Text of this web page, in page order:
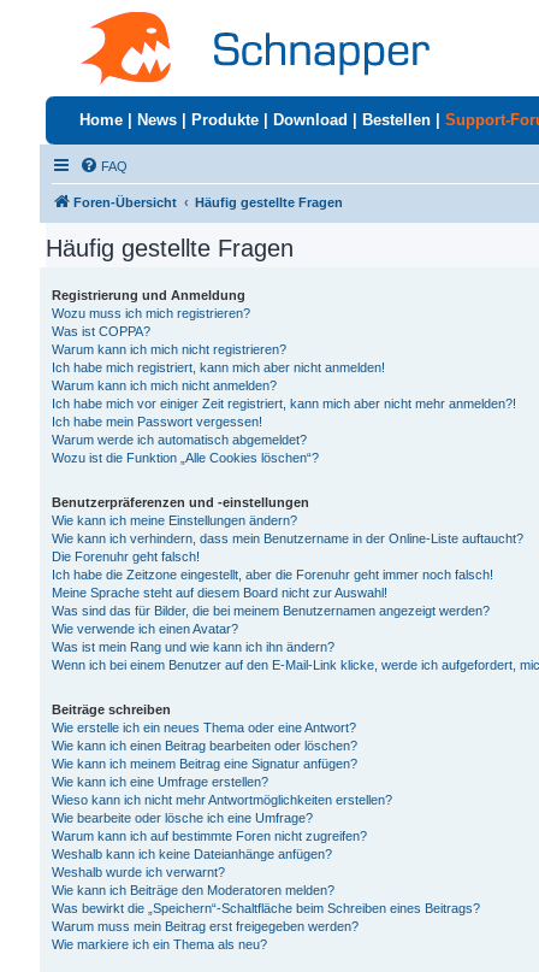
Home News Produkte Download Bestellen Support-
FAQ
Foren-Übersicht Häufig gestellte Fragen
Häufig gestellte Fragen
Registrierung und Anmeldung
Wozu muss ich mich registrieren?
Was ist COPPA?
Warum kann ich mich nicht registrieren?
Ich habe mich registriert, kann mich aber nicht anmelden!
Warum kann ich mich nicht anmelden?
Ich habe mich vor einiger Zeit registriert, kann mich aber nicht mehr anmelden?!
Ich habe mein Passwort vergessen!
Warum werde ich automatisch abgemeldet?
Wozu ist die Funktion „Alle Cookies löschen“?
Benutzerpräferenzen und -einstellungen
Wie kann ich meine Einstellungen ändern?
Wie kann ich verhindern, dass mein Benutzername in der Online-Liste auftaucht?
Die Forenuhr geht falsch!
Ich habe die Zeitzone eingestellt, aber die Forenuhr geht immer noch falsch!
Meine Sprache steht auf diesem Board nicht zur Auswahl!
Was sind das für Bilder, die bei meinem Benutzernamen angezeigt werden?
Wie verwende ich einen Avatar?
Was ist mein Rang und wie kann ich ihn ändern?
Wenn ich bei einem Benutzer auf den E-Mail-Link klicke, werde ich aufgefordert,
Beiträge schreiben
Wie erstelle ich ein neues Thema oder eine Antwort?
Wie kann ich einen Beitrag bearbeiten oder löschen?
Wie kann ich meinem Beitrag eine Signatur anfügen?
Wie kann ich eine Umfrage erstellen?
Wieso kann ich nicht mehr Antwortmöglichkeiten erstellen?
Wie bearbeite oder lösche ich eine Umfrage?
Warum kann ich auf bestimmte Foren nicht zugreifen?
Weshalb kann ich keine Dateianhänge anfügen?
Weshalb wurde ich verwarnt?
Wie kann ich Beiträge den Moderatoren melden?
Was bewirkt die „Speichern“-Schaltfläche beim Schreiben eines Beitrags?
Warum muss mein Beitrag erst freigegeben werden?
Wie markiere ich ein Thema als neu?